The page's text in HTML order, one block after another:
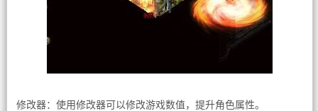
修改器：使用修改器可以修改游戏数值，提升角色属性。